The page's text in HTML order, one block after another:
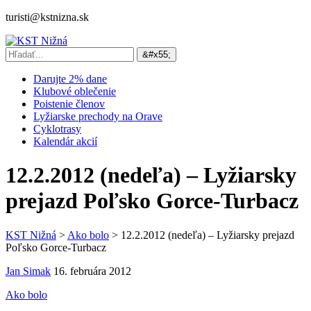
turisti@kstnizna.sk
Darujte 2% dane
Klubové oblečenie
Poistenie členov
Lyžiarske prechody na Orave
Cyklotrasy
Kalendár akcií
12.2.2012 (nedeľa) – Lyžiarsky
prejazd Poľsko Gorce-Turbacz
KST Nižná > Ako bolo > 12.2.2012 (nedeľa) – Lyžiarsky prejazd
Poľsko Gorce-Turbacz
Jan Simak 16. februára 2012
Ako bolo